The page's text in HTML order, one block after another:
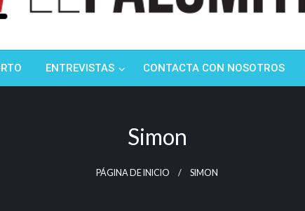
ENTREVISTAS CONTACTA CON NOSOTROS
Simon
PÁGINA DE INICIO SIMON